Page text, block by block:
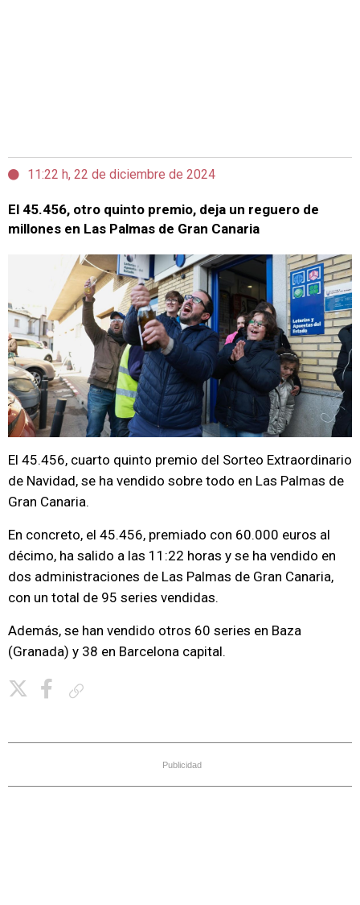
11:22 h, 22 de diciembre de 2024
El 45.456, otro quinto premio, deja un reguero de
millones en Las Palmas de Gran Canaria
El 45.456, cuarto quinto premio del Sorteo Extraordinario
de Navidad, se ha vendido sobre todo en Las Palmas de
Gran Canaria.
En concreto, el 45.456, premiado con 60.000 euros al
décimo, ha salido a las 11:22 horas y se ha vendido en
dos administraciones de Las Palmas de Gran Canaria,
con un total de 95 series vendidas.
Además, se han vendido otros 60 series en Baza
(Granada) y 38 en Barcelona capital.
Publicidad